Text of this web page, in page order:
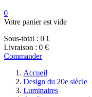
0
Votre panier est vide
Sous-total : 0 €
Livraison : 0 €
Commander
Accueil
Design du 20e siècle
Luminaires